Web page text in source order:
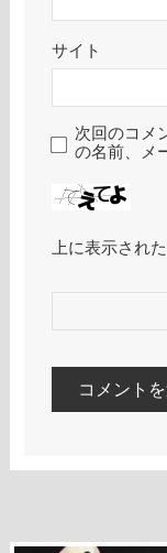
サイト
次回のコメ
の名前、メ
上に表示され